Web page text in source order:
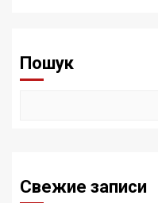
Пошук
Свежие записи